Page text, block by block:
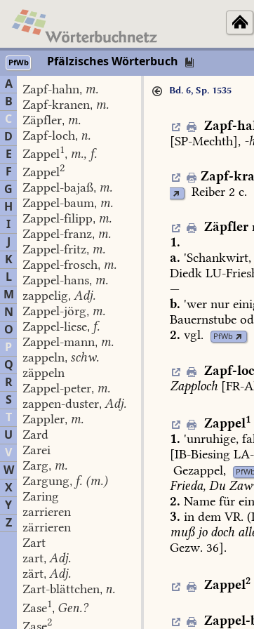
PfWb Pfälzisches Wörterbuch
A
B
C
D
E
F
G
H
I
J
K
L
M
N
O
P
Q
R
S
T
U
V
W
X
Y
Z
Zapf-hahn, m.
Zapf-kranen, m.
Zäpfler, m.
Zapf-loch, n.
Zappel1, m., f.
Zappel2
Zappel-bajaß, m.
Zappel-baum, m.
Zappel-filipp, m.
Zappel-franz, m.
Zappel-fritz, m.
Zappel-frosch, m.
Zappel-hans, m.
zappelig, Adj.
Zappel-jörg, m.
Zappel-liese, f.
Zappel-mann, m.
zappeln, schw.
zäppeln
Zappel-peter, m.
zappen-duster, Adj.
Zappler, m.
Zard
Zarei
Zarg, m.
Zargung, f. (m.)
Zaring
zarrieren
zärrieren
Zart
zart, Adj.
zärt, Adj.
Zart-blättchen, n.
Zase1, Gen.?
2
Bd. 6, Sp. 1535
Zapf-
[SP-Mechth], -
Zapf-
Reiber2 c.
Zäpfler
1.
a. 'Schankwirt,
Diedk LU-
—
b. 'wer nur
Bauernstube
2. vgl. PfWb
Zapf-
Zapploch [FR-
Zappel1
1. 'unruhige,
[IB-Biesing
Gezappel, PfWb
Frieda, Du
2. Name für ein
3. in dem VR.
mußjodoch
Gezw. 36].
Zappel2
Zappel-